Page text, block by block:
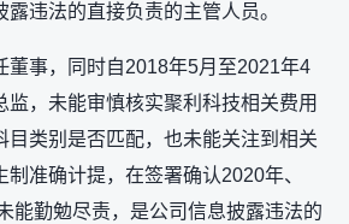
违法的直接负责的主管人员。
董事，同时自2018年5月至2021年4
监，未能审慎核实聚利科技相关费用
目类别是否匹配，也未能关注到相关
准确计提，在签署确认2020年、
能勤勉尽责，是公司信息披露违法的